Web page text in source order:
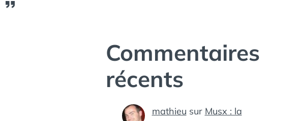
Commentaires
récents
mathieu sur Musx : la